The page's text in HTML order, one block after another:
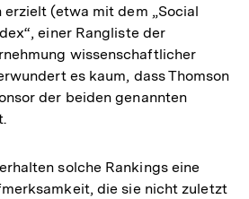
(etwa mit dem „Social
einer Rangliste der
wissenschaftlicher
es kaum, dass Thomson
der beiden genannten
solche Rankings eine
die sie nicht zuletzt